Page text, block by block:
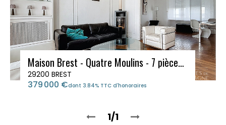
Maison Brest - Quatre Moulins - 7 pièces - 154 m²
29200 BREST
379 000 €dont 3.84% TTC d'honoraires
1/1